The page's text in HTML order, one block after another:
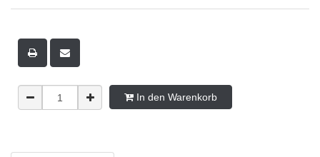
In den Warenkorb